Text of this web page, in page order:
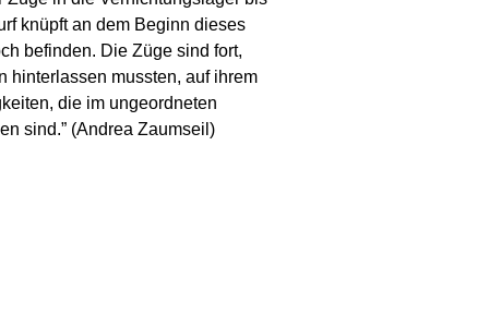
knüpft an dem Beginn dieses
befinden. Die Züge sind fort,
hinterlassen mussten, auf ihrem
die im ungeordneten
sind.” (Andrea Zaumseil)